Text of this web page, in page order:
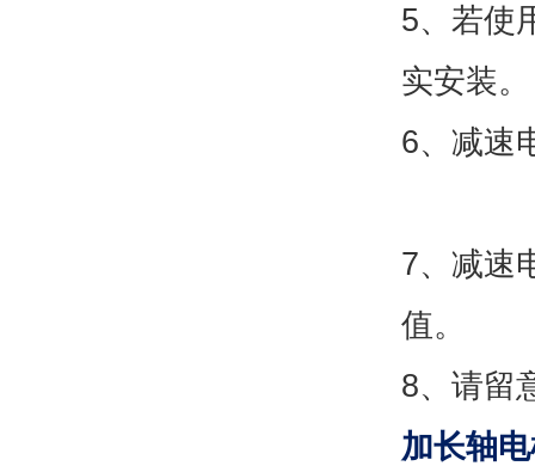
5、若使
实安
6、减速
7、减速
值
8、请留
加长轴